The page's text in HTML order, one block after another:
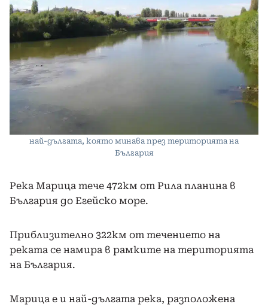
най-дългата, която минава през територията на
България
Река Марица тече 472км от Рила планина в
България до Егейско море.
Приблизително 322км от течението на
реката се намира в рамките на територията
на България.
Марица е и най-дългата река, разположена